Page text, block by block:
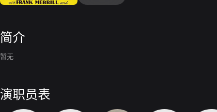
简介
暂无
演职员表